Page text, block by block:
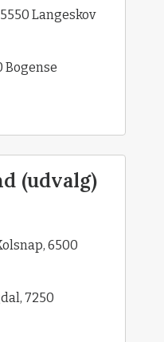
Langeskov
Bogense
(udvalg)
6500
7250